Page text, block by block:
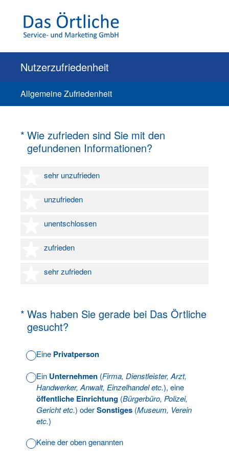
Nutzerzufriedenheit
Allgemeine Zufriedenheit
* Wie zufrieden sind Sie mit den
gefundenen Informationen?
(Erforderlich.)
sehr unzufrieden
1 Stern
unzufrieden
2 Sterne
unentschlossen
3 Sterne
zufrieden
4 Sterne
sehr zufrieden
5 Sterne
* Was haben Sie gerade bei Das Örtliche
gesucht?
(Erforderlich.)
Eine Privatperson
Ein Unternehmen (Firma, Dienstleister, Arzt,
Handwerker, Anwalt, Einzelhandel etc.), eine
öffentliche Einrichtung (Bürgerbüro, Polizei,
Gericht etc.) oderSonstiges (Museum, Verein
etc.)
Keine der oben genannten